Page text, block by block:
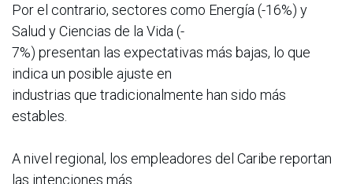
Por el contrario, sectores como Energía (-16%) y
Salud y Ciencias de la Vida (-
7%) presentan las expectativas más bajas, lo que
indica un posible ajuste en
industrias que tradicionalmente han sido más
estables.
A nivel regional, los empleadores del Caribe reportan
las intenciones más